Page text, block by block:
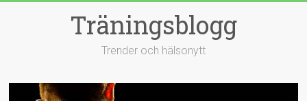
Träningsblogg
Trender och hälsonytt